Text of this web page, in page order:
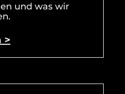
und was wir
>